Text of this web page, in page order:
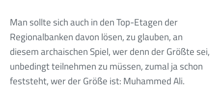
Man sollte sich auch in den Top-Etagen der
Regionalbanken davon lösen, zu glauben, an
diesem archaischen Spiel, wer denn der Größte sei,
unbedingt teilnehmen zu müssen, zumal ja schon
feststeht, wer der Größe ist: Muhammed Ali.